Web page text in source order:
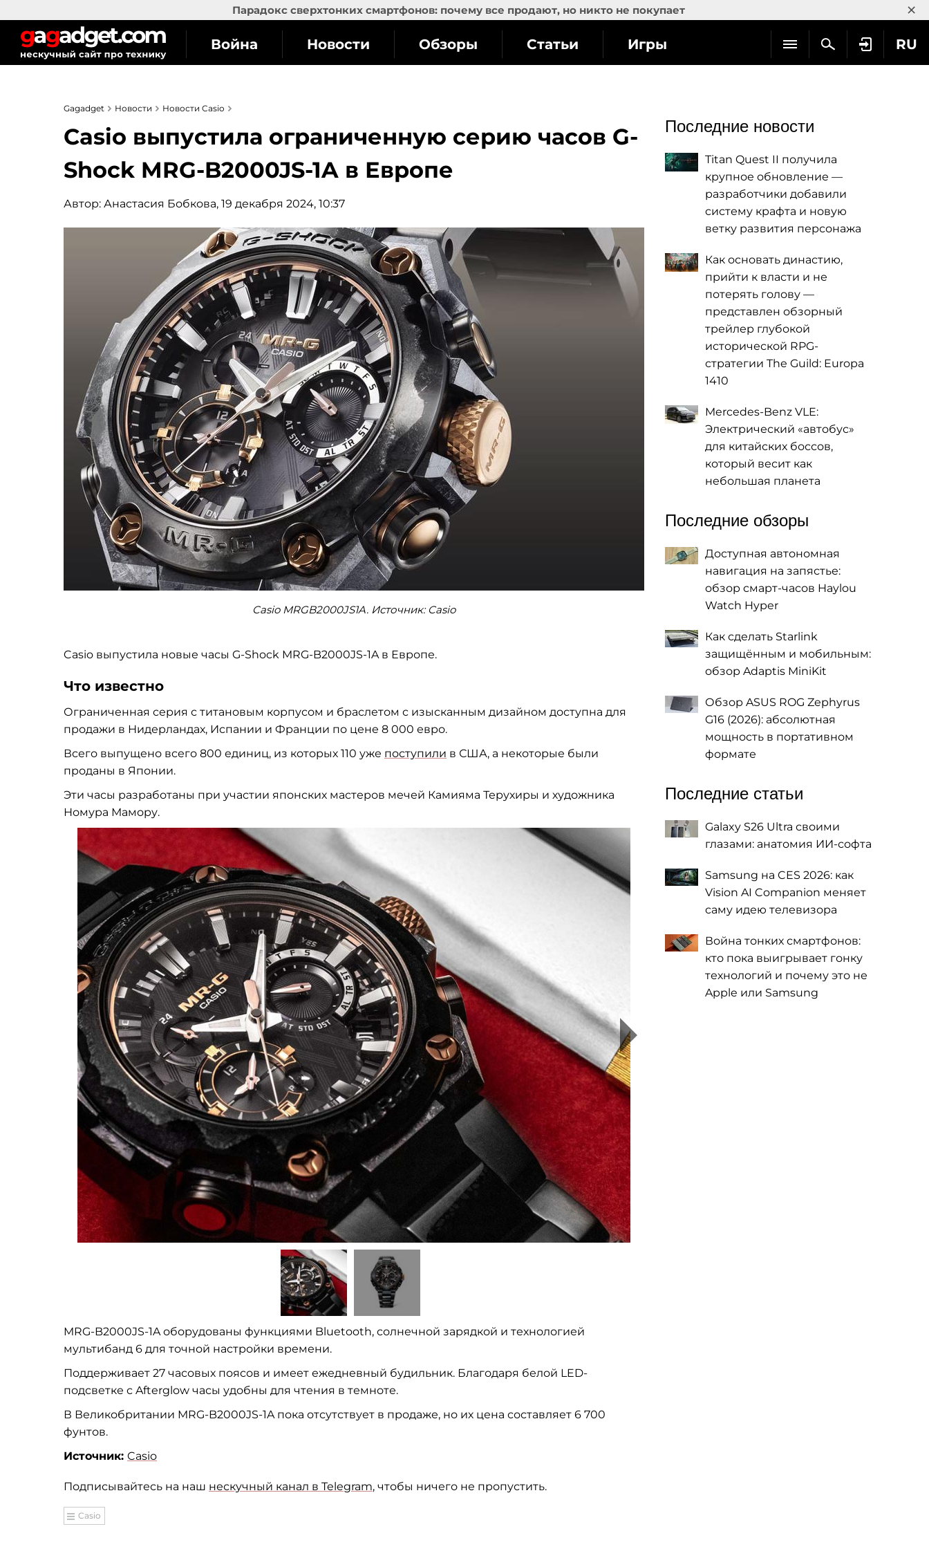
Парадокс сверхтонких смартфонов: почему все продают, но никто не покупает ×
RU
Война Новости Обзоры Статьи Игры
Gagadget Новости Новости Casio
Casio выпустила ограниченную серию часов G-
Shock MRG-B2000JS-1A в Европе
Автор: Анастасия Бобкова, 19 декабря 2024, 10:37
Casio MRGB2000JS1A. Источник: Casio
Casio выпустила новые часы G-Shock MRG-B2000JS-1A в Европе.
Что известно
Ограниченная серия с титановым корпусом и браслетом с изысканным дизайном доступна для
продажи в Нидерландах, Испании и Франции по цене 8 000 евро.
Всего выпущено всего 800 единиц, из которых 110 уже поступили в США, а некоторые были
проданы в Японии.
Эти часы разработаны при участии японских мастеров мечей Камияма Терухиры и художника
Номура Мамору.
MRG-B2000JS-1A оборудованы функциями Bluetooth, солнечной зарядкой и технологией
мультибанд 6 для точной настройки времени.
Поддерживает 27 часовых поясов и имеет ежедневный будильник. Благодаря белой LED-
подсветке с Afterglow часы удобны для чтения в темноте.
В Великобритании MRG-B2000JS-1A пока отсутствует в продаже, но их цена составляет 6 700
фунтов.
Источник: Casio
Подписывайтесь на наш нескучный канал в Telegram, чтобы ничего не пропустить.
Casio
Последние новости
Titan Quest II получила
крупное обновление —
разработчики добавили
систему крафта и новую
ветку развития персонажа
Как основать династию,
прийти к власти и не
потерять голову —
представлен обзорный
трейлер глубокой
исторической RPG-
стратегии The Guild: Europa
1410
Mercedes-Benz VLE:
Электрический «автобус»
для китайских боссов,
который весит как
небольшая планета
Последние обзоры
Доступная автономная
навигация на запястье:
обзор смарт-часов Haylou
Watch Hyper
Как сделать Starlink
защищённым и мобильным:
обзор Adaptis MiniKit
Обзор ASUS ROG Zephyrus
G16 (2026): абсолютная
мощность в портативном
формате
Последние статьи
Galaxy S26 Ultra своими
глазами: анатомия ИИ-софта
Samsung на CES 2026: как
Vision AI Companion меняет
саму идею телевизора
Война тонких смартфонов:
кто пока выигрывает гонку
технологий и почему это не
Apple или Samsung